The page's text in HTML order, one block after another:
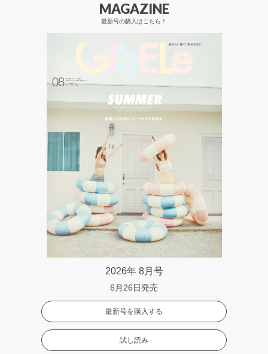
MAGAZINE
最新号の購入はこちら！
2026年 8月号
6月26日発売
最新号を購入する
試し読み